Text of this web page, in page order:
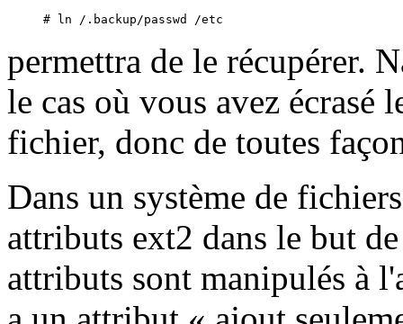
permettra de le récupérer.
le cas où vous avez écrasé
fichier, donc de toutes
Dans un système de
attributs ext2 dans le but
attributs sont manipulés à